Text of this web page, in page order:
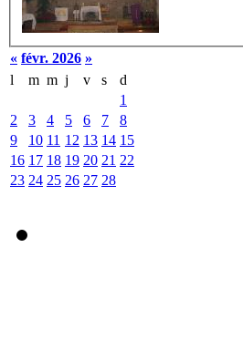
« févr. 2026 »
l
m m j v s
d
1
2
3 4 5 6 7
8
9
10 11 12 13 14 15
16 17 18 19 20 21 22
23 24 25 26 27 28